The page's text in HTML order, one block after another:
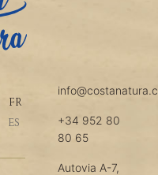
FR
ES
+34 952 80
80 65
Autovia A-7,